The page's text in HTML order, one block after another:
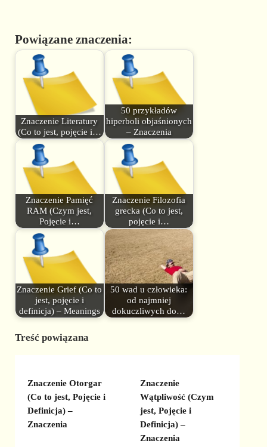
Powiązane znaczenia:
Znaczenie Literatury
(Co to jest, pojęcie i…
50 przykładów
hiperboli objaśnionych
– Znaczenia
Znaczenie Pamięć
RAM (Czym jest,
Pojęcie i…
Znaczenie Filozofia
grecka (Co to jest,
pojęcie i…
Znaczenie Grief (Co to
jest, pojęcie i
definicja) – Meanings
50 wad u człowieka:
od najmniej
dokuczliwych do…
Treść powiązana
Znaczenie Otorgar
(Co to jest, Pojęcie i
Definicja) –
Znaczenia
Znaczenie
Wątpliwość (Czym
jest, Pojęcie i
Definicja) –
Znaczenia